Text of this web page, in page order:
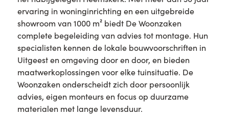
ervaring in woninginrichting en een uitgebreide
showroom van 1000 m² biedt De Woonzaken
complete begeleiding van advies tot montage. Hun
specialisten kennen de lokale bouwvoorschriften in
Uitgeest en omgeving door en door, en bieden
maatwerkoplossingen voor elke tuinsituatie. De
Woonzaken onderscheidt zich door persoonlijk
advies, eigen monteurs en focus op duurzame
materialen met lange levensduur.